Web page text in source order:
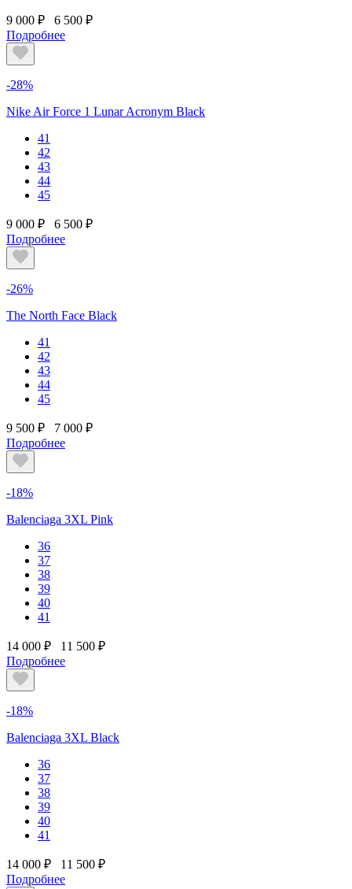
9 000 ₽
6 500 ₽
Подробнее
-28%
Nike Air Force 1 Lunar Acronym Black
41
42
43
44
45
9 000 ₽
6 500 ₽
Подробнее
-26%
The North Face Black
41
42
43
44
45
9 500 ₽
7 000 ₽
Подробнее
-18%
Balenciaga 3XL Pink
36
37
38
39
40
41
14 000 ₽
11 500 ₽
Подробнее
-18%
Balenciaga 3XL Black
36
37
38
39
40
41
14 000 ₽
11 500 ₽
Подробнее